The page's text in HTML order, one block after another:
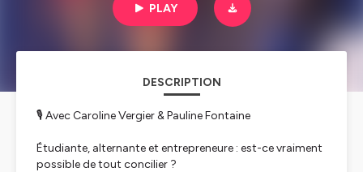
PLAY
DESCRIPTION
🎙️ Avec Caroline Vergier & Pauline Fontaine
Étudiante, alternante et entrepreneure : est-ce vraiment
possible de tout concilier ?